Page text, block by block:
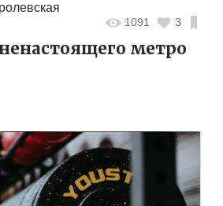
1091 3
метро